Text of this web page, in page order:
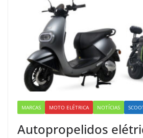
MARCAS MOTO ELÉTRICA NOTÍCIAS
Autopropelidos